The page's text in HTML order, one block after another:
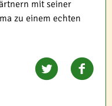
mit seiner
zu einem echten